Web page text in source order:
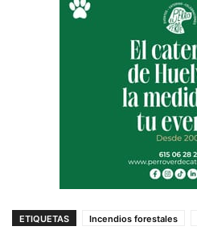
ETIQUETAS Incendios forestales